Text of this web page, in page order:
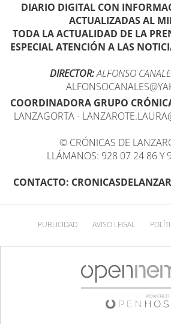
DIARIO DIGITAL CON
ACTUALIZADAS AL
TODA LA ACTUALIDAD DE LA
ESPECIAL ATENCIÓN A LAS
DIRECTOR:ALFONSO
COORDINADORA GRUPO
LANZAGORTA -
© CRÓNICAS DE
LLÁMANOS: 928 07 24 86 Y
CONTACTO:
PUBLICIDAD AVISO LEGAL